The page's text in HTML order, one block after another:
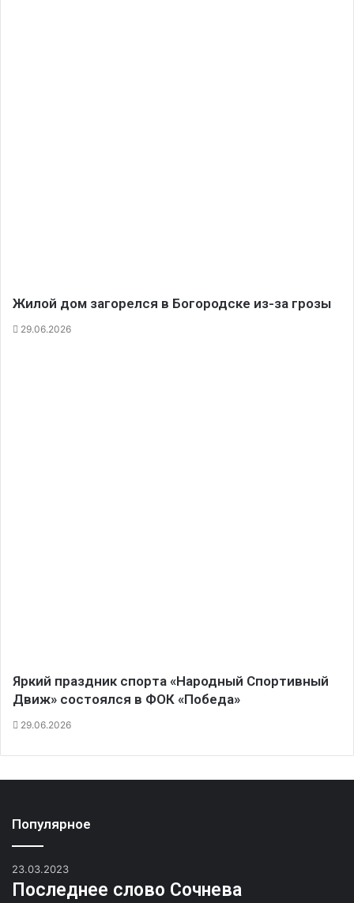
Жилой дом загорелся в Богородске из-за грозы
29.06.2026
Яркий праздник спорта «Народный Спортивный
Движ» состоялся в ФОК «Победа»
29.06.2026
Популярное
23.03.2023
Последнее слово Сочнева